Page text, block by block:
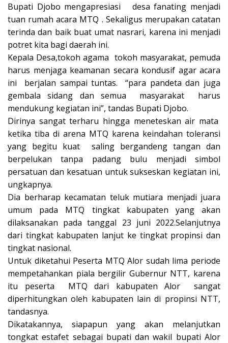
Bupati Djobo mengapresiasi desa fanating menjadi
tuan rumah acara MTQ . Sekaligus merupakan catatan
terinda dan baik buat umat nasrari, karena ini menjadi
potret kita bagi daerah ini.
Kepala Desa,tokoh agama tokoh masyarakat, pemuda
harus menjaga keamanan secara kondusif agar acara
ini berjalan sampai tuntas. “para pandeta dan juga
gembala sidang dan semua masyarakat harus
mendukung kegiatan ini”, tandas Bupati Djobo.
Dirinya sangat terharu hingga meneteskan air mata
ketika tiba di arena MTQ karena keindahan toleransi
yang begitu kuat saling bergandeng tangan dan
berpelukan tanpa padang bulu menjadi simbol
persatuan dan kesatuan untuk sukseskan kegiatan ini,
ungkapnya.
Dia berharap kecamatan teluk mutiara menjadi juara
umum pada MTQ tingkat kabupaten yang akan
dilaksanakan pada tanggal 23 juni 2022.Selanjutnya
dari tingkat kabupaten lanjut ke tingkat propinsi dan
tingkat nasional.
Untuk diketahui Peserta MTQ Alor sudah lima periode
mempetahankan piala bergilir Gubernur NTT, karena
itu peserta MTQ dari kabupaten Alor sangat
diperhitungkan oleh kabupaten lain di propinsi NTT,
tandasnya.
Dikatakannya, siapapun yang akan melanjutkan
tongkat estafet sebagai bupati dan wakil bupati Alor